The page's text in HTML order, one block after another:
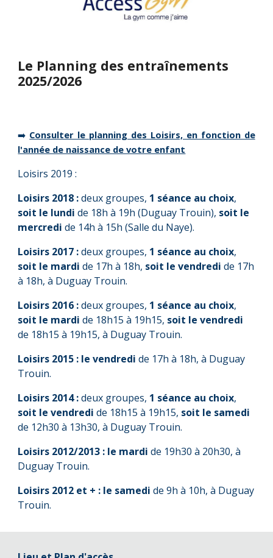
Le Planning des entraînements
2025/2026
➡️ Consulter le planning des Loisirs, en fonction de
l'année de naissance de votre enfant
Loisirs 2019 :
Loisirs 2018 :deux groupes, 1 séance au choix,
soit le lundi de 18h à 19h (Duguay Trouin), soit le
mercredi de 14h à 15h (Salle du Naye).
Loisirs 2017 :deux groupes, 1 séance au choix,
soit le mardi de 17h à 18h, soit levendredi de 17h
à 18h, à Duguay Trouin.
Loisirs 2016 : deux groupes, 1 séance au choix,
soit le mardi de 18h15 à 19h15, soit le vendredi
de 18h15 à 19h15, à Duguay Trouin.
Loisirs 2015 : levendredi de 17h à 18h, à Duguay
Trouin.
Loisirs 2014 : deux groupes, 1 séance au choix,
soit levendredi de 18h15 à 19h15, soit le samedi
de 12h30 à 13h30, à Duguay Trouin.
Loisirs 2012/2013 : le mardide 19h30 à 20h30, à
Duguay Trouin.
Loisirs 2012 et + : le samedi de9h à 10h, à Duguay
Trouin.